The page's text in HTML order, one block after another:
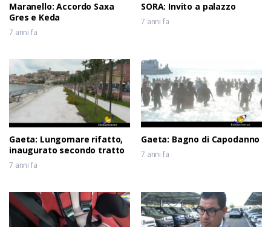
Maranello: Accordo Saxa
Gres e Keda
7 anni fa
SORA: Invito a palazzo
7 anni fa
Gaeta: Lungomare rifatto,
inaugurato secondo tratto
7 anni fa
Gaeta: Bagno di Capodanno
7 anni fa